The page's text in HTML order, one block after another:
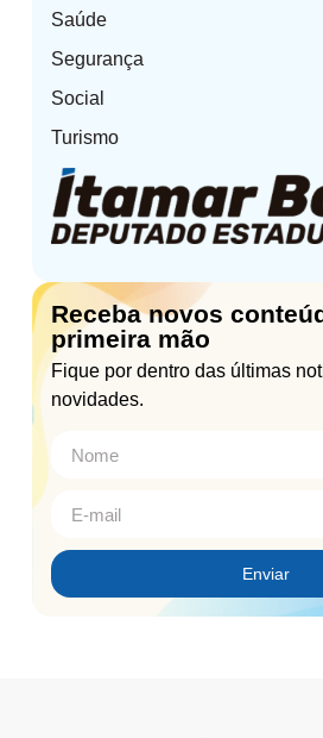
Saúde
Segurança
Social
Turismo
Receba novos
primeira mão
Fique por dentro das últimas
novidades.
Enviar